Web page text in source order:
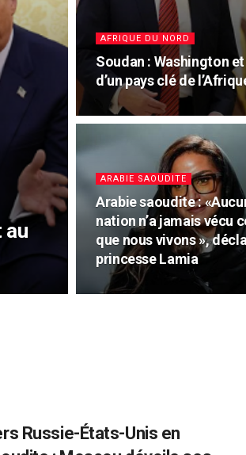
au
AFRIQUE DU NORD
Soudan : Washington
d’un pays clé de
ARABIE SAOUDITE
Arabie saoudite :
nation n’a jamais vécu
que nous vivons »,
princesse Lamia
Russie-États-Unis en